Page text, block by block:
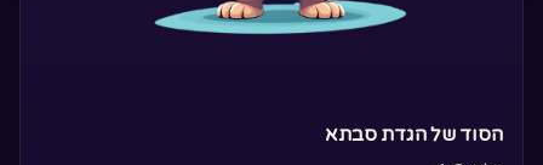
‏הסוד של הגדת סבתא‏